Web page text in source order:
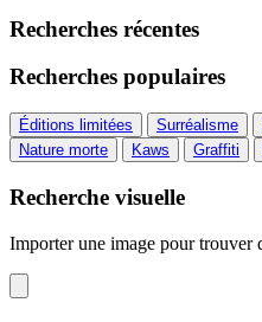
Recherches récentes
Recherches populaires
Éditions limitées Surréalisme
Nature morte
Kaws Graffiti
Recherche visuelle
Importer une image pour trouver